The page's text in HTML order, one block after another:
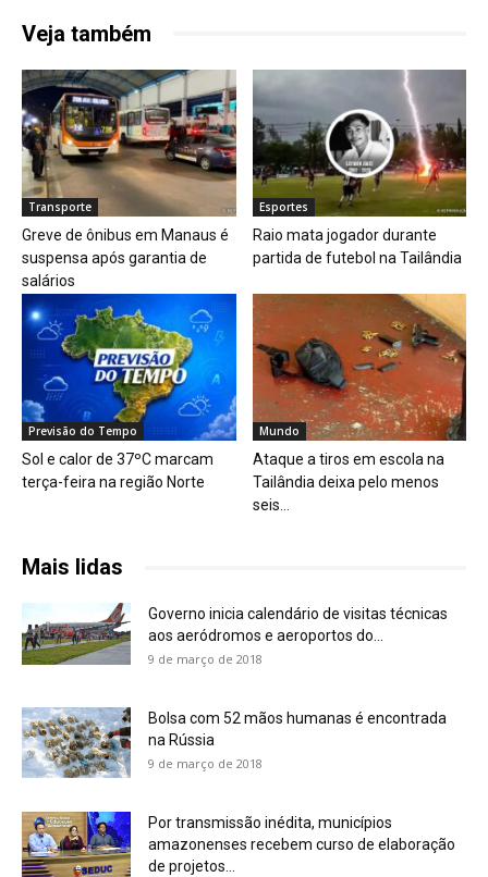
Veja também
Transporte
Greve de ônibus em Manaus é
suspensa após garantia de
salários
Esportes
Raio mata jogador durante
partida de futebol na Tailândia
Previsão do Tempo
Sol e calor de 37ºC marcam
terça-feira na região Norte
Mundo
Ataque a tiros em escola na
Tailândia deixa pelo menos
seis...
Mais lidas
Governo inicia calendário de visitas técnicas
aos aeródromos e aeroportos do...
9 de março de 2018
Bolsa com 52 mãos humanas é encontrada
na Rússia
9 de março de 2018
Por transmissão inédita, municípios
amazonenses recebem curso de elaboração
de projetos...